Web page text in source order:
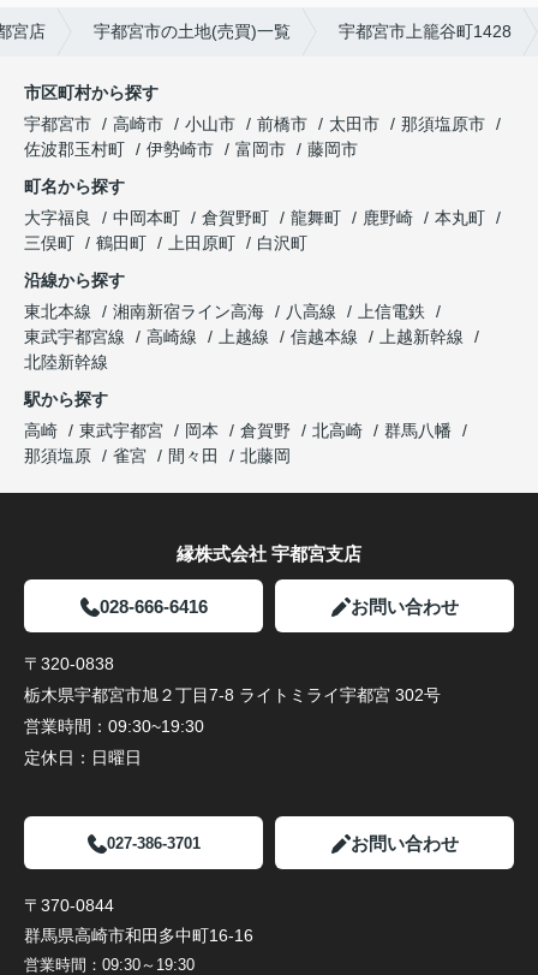
宮店 宇都宮市の土地(売買)一覧 宇都宮市上籠谷町1428
市区町村から探す
宇都宮市
高崎市 小山市 前橋市 太田市
那須塩原市
佐波郡玉村町
伊勢崎市 富岡市
藤岡市
町名から探す
大字福良
中岡本町 倉賀野町 龍舞町 鹿野崎
本丸町
三俣町
鶴田町 上田原町
白沢町
沿線から探す
東北本線
湘南新宿ライン高海 八高線
上信電鉄
東武宇都宮線
高崎線 上越線 信越本線
上越新幹線
北陸新幹線
駅から探す
高崎
東武宇都宮 岡本 倉賀野 北高崎
群馬八幡
那須塩原
雀宮 間々田 北藤岡
縁株式会社 宇都宮支店
028-666-6416 お問い合わせ
〒320-0838
栃木県宇都宮市旭２丁目7-8 ライトミライ宇都宮 302号
営業時間： 09:30~19:30
定休日： 日曜日
027-386-3701 お問い合わせ
〒370-0844
群馬県高崎市和田多中町16-16
営業時間： 09:30～19:30